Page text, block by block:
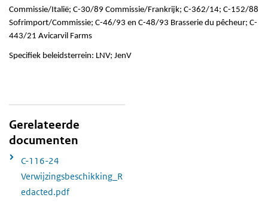
Commissie/Italië; C-30/89 Commissie/Frankrijk; C-362/14; C-152/88
Sofrimport/Commissie; C-46/93 en C-48/93 Brasserie du pêcheur; C-
443/21 Avicarvil Farms
Specifiek beleidsterrein: LNV; JenV
Gerelateerde
documenten
C-116-24
Verwijzingsbeschikking_R
edacted.pdf